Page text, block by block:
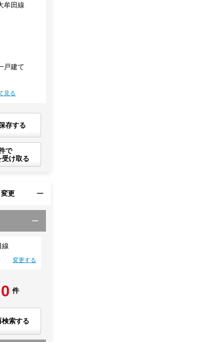
牟田線
戸建て
見る
存する
で
受け取る
更
線
変更する
0 件
検索する